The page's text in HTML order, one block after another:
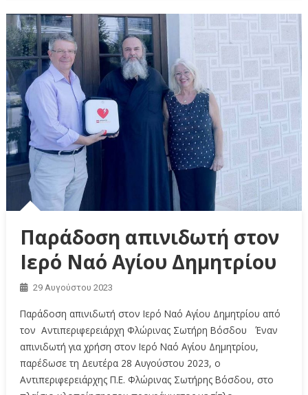
Παράδοση απινιδωτή στον
Ιερό Ναό Αγίου Δημητρίου
29 Αυγούστου 2023
Παράδοση απινιδωτή στον Ιερό Ναό Αγίου Δημητρίου από
τον Αντιπεριφερειάρχη Φλώρινας Σωτήρη Βόσδου Έναν
απινιδωτή για χρήση στον Ιερό Ναό Αγίου Δημητρίου,
παρέδωσε τη Δευτέρα 28 Αυγούστου 2023, ο
Αντιπεριφερειάρχης Π.Ε. Φλώρινας Σωτήρης Βόσδου, στο